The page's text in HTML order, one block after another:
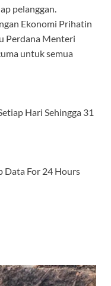
pelanggan.
Ekonomi Prihatin
Perdana Menteri
untuk semua
Hari Sehingga 31
Data For 24 Hours